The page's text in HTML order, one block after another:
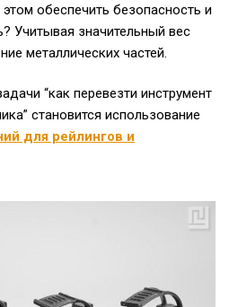
обеспечить безопасность и
Учитывая значительный вес
металлических частей.
“как перевезти инструмент
становится использование
для рейлингов и